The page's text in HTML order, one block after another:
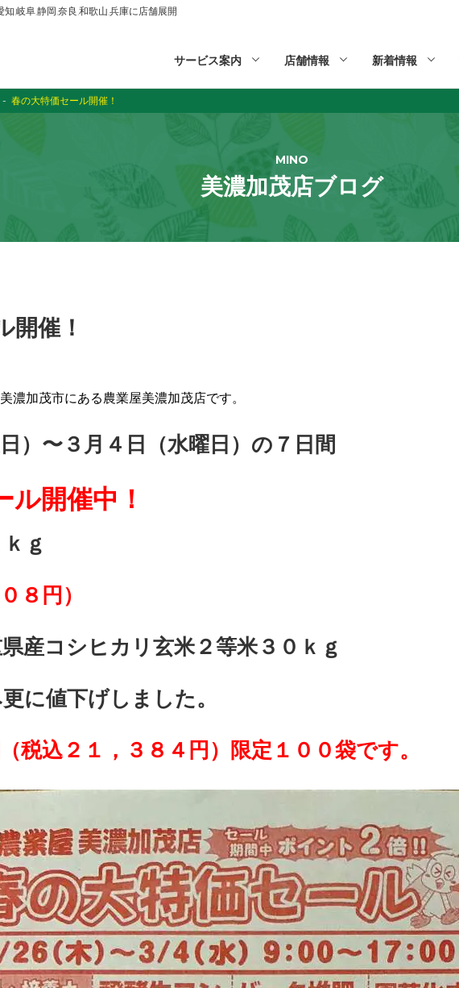
,岐阜,静岡,奈良,和歌山,兵庫に店舗展開
サービス案内 店舗情報 新着情報
春の大特価セール開催！
MINO
美濃加茂店ブログ
開催！
濃加茂市にある農業屋美濃加茂店です。
）〜３月４日（水曜日）の７日間
開催中！
ｋｇ
８円）
産コシヒカリ玄米２等米３０ｋｇ
に値下げしました。
税込２１，３８４円） 限定１００袋です。